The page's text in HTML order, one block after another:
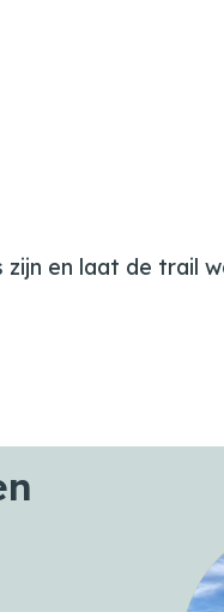
en laat de trail